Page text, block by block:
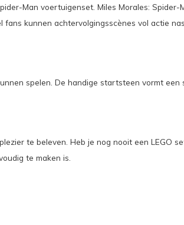
Man voertuigenset. Miles Morales:
kunnen achtervolgingsscènes vol actie
spelen. De handige startsteen vormt
te beleven. Heb je nog nooit een LEGO
te maken is.